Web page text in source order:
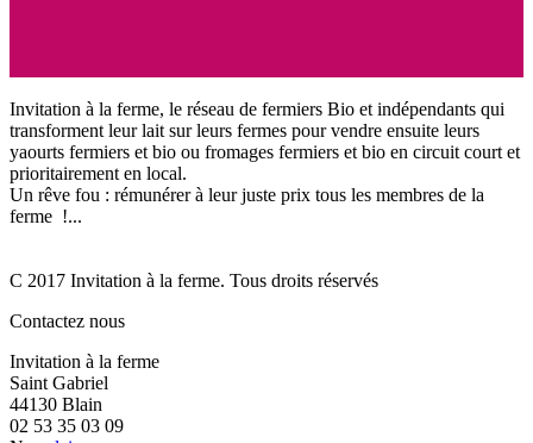
Invitation à la ferme, le réseau de fermiers Bio et indépendants qui
transforment leur lait sur leurs fermes pour vendre ensuite leurs
yaourts fermiers et bio ou fromages fermiers et bio en circuit court et
prioritairement en local.
Un rêve fou : rémunérer à leur juste prix tous les membres de la
ferme !...
C 2017 Invitation à la ferme. Tous droits réservés
Contactez nous
Invitation à la ferme
Saint Gabriel
44130 Blain
02 53 35 03 09